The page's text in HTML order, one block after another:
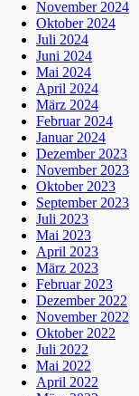
November 2024
Oktober 2024
Juli 2024
Juni 2024
Mai 2024
April 2024
März 2024
Februar 2024
Januar 2024
Dezember 2023
November 2023
Oktober 2023
September 2023
Juli 2023
Mai 2023
April 2023
März 2023
Februar 2023
Dezember 2022
November 2022
Oktober 2022
Juli 2022
Mai 2022
April 2022